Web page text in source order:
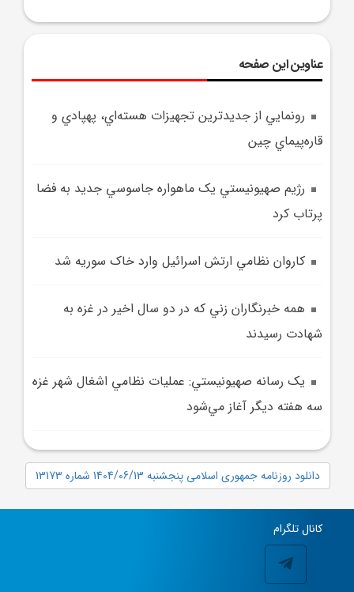
عناوین این صفحه
رونمايي از جديدترين تجهيزات هسته‌اي، پهپادي و
قاره‌پيماي چين
رژيم صهيونيستي يک ماهواره جاسوسي جديد به فضا
پرتاب کرد
کاروان نظامي ارتش اسرائيل وارد خاک سوريه شد
همه خبرنگاران زني که در دو سال اخير در غزه به
شهادت رسيدند
يک رسانه صهيونيستي: عمليات نظامي اشغال شهر غزه
سه هفته ديگر آغاز مي‌شود
دانلود روزنامه جمهوری اسلامی پنجشنبه 1404/06/13 شماره 13173
کانال تلگرام